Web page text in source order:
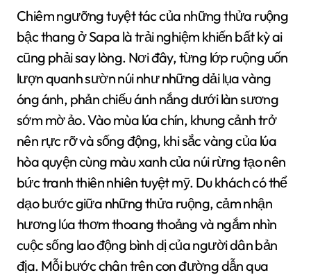
Chiêm ngưỡng tuyệt tác của những thửa ruộng
bậc thang ở Sapa là trải nghiệm khiến bất kỳ ai
cũng phải say lòng. Nơi đây, từng lớp ruộng uốn
lượn quanh sườn núi như những dải lụa vàng
óng ánh, phản chiếu ánh nắng dưới làn sương
sớm mờ ảo. Vào mùa lúa chín, khung cảnh trở
nên rực rỡ và sống động, khi sắc vàng của lúa
hòa quyện cùng màu xanh của núi rừng tạo nên
bức tranh thiên nhiên tuyệt mỹ. Du khách có thể
dạo bước giữa những thửa ruộng, cảm nhận
hương lúa thơm thoang thoảng và ngắm nhìn
cuộc sống lao động bình dị của người dân bản
địa. Mỗi bước chân trên con đường dẫn qua